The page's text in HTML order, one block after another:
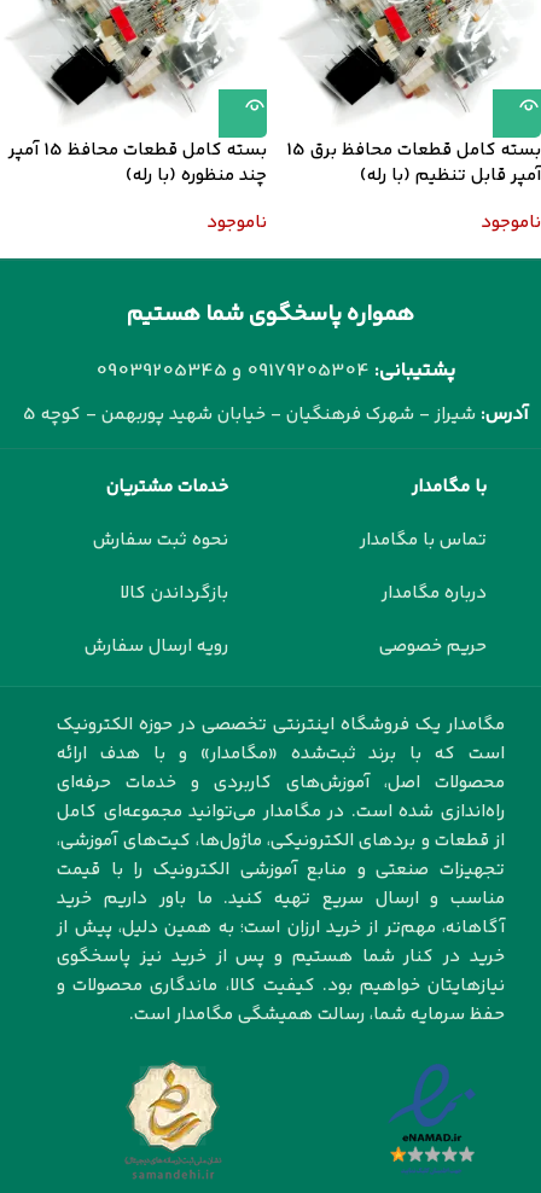
بسته کامل قطعات محافظ برق 15
آمپر قابل تنظیم (با رله)
ناموجود
بسته کامل قطعات محافظ 15 آمپر
چند منظوره (با رله)
ناموجود
همواره پاسخگوی شما هستیم
پشتیبانی: 09179205304 و 09039205345
آدرس: شیراز - شهرک فرهنگیان - خیابان شهید پوربهمن - کوچه 5
با مگامدار
تماس با مگامدار
درباره مگامدار
حریم خصوصی
خدمات مشتریان
نحوه ثبت سفارش
بازگرداندن کالا
رویه ارسال سفارش
مگامدار یک فروشگاه اینترنتی تخصصی در حوزه الکترونیک
است که با برند ثبت‌شده «مگامدار» و با هدف ارائه
محصولات اصل، آموزش‌های کاربردی و خدمات حرفه‌ای
راه‌اندازی شده است. در مگامدار می‌توانید مجموعه‌ای کامل
از قطعات و بردهای الکترونیکی، ماژول‌ها، کیت‌های آموزشی،
تجهیزات صنعتی و منابع آموزشی الکترونیک را با قیمت
مناسب و ارسال سریع تهیه کنید. ما باور داریم خرید
آگاهانه، مهم‌تر از خرید ارزان است؛ به همین دلیل، پیش از
خرید در کنار شما هستیم و پس از خرید نیز پاسخگوی
نیازهایتان خواهیم بود. کیفیت کالا، ماندگاری محصولات و
حفظ سرمایه شما، رسالت همیشگی مگامدار است.